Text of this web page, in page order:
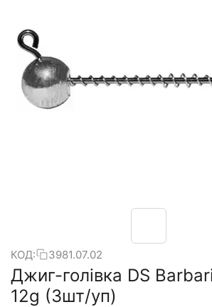
КОД: 3981.07.02
Джиг-голівка DS
12g (3шт/уп)